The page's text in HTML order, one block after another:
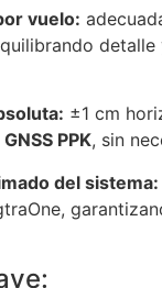
vuelo:
±1 cm
GNSS PPK, sin
del sistema: